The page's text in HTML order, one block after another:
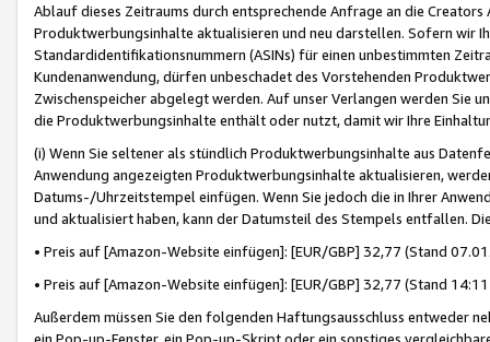
Ablauf dieses Zeitraums durch entsprechende Anfrage an die
Produktwerbungsinhalte aktualisieren und neu darstellen. Sofern wir
Standardidentifikationsnummern (ASINs) für einen unbestimmten
Kundenanwendung, dürfen unbeschadet des Vorstehenden
Zwischenspeicher abgelegt werden. Auf unser Verlangen werden Sie
die Produktwerbungsinhalte enthält oder nutzt, damit wir Ihre
(i) Wenn Sie seltener als stündlich Produktwerbungsinhalte aus
Anwendung angezeigten Produktwerbungsinhalte aktualisieren,
Datums-/Uhrzeitstempel einfügen. Wenn Sie jedoch die in Ihrer
und aktualisiert haben, kann der Datumsteil des Stempels entfallen.
• Preis auf [Amazon-Website einfügen]: [EUR/GBP] 32,77 (Stand
• Preis auf [Amazon-Website einfügen]: [EUR/GBP] 32,77 (Stand
Außerdem müssen Sie den folgenden Haftungsausschluss entweder
ein Pop-up-Fenster, ein Pop-up-Skript oder ein sonstiges